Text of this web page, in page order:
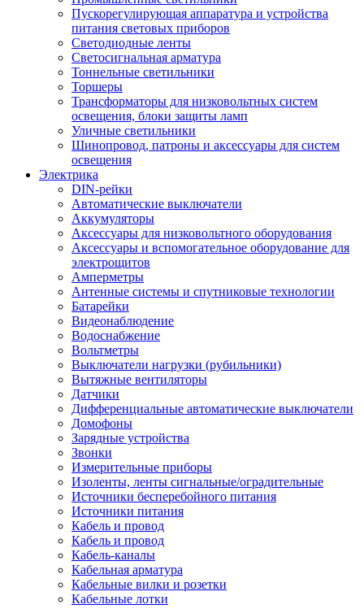
Пускорегулирующая аппаратура и устройства
питания световых приборов
Светодиодные ленты
Светосигнальная арматура
Тоннельные светильники
Торшеры
Трансформаторы для низковольтных систем
освещения, блоки защиты ламп
Уличные светильники
Шинопровод, патроны и аксессуары для систем
освещения
Электрика
DIN-рейки
Автоматические выключатели
Аккумуляторы
Аксессуары для низковольтного оборудования
Аксессуары и вспомогательное оборудование для
электрощитов
Амперметры
Антенные системы и спутниковые технологии
Батарейки
Видеонаблюдение
Водоснабжение
Вольтметры
Выключатели нагрузки (рубильники)
Вытяжные вентиляторы
Датчики
Дифференциальные автоматические выключатели
Домофоны
Зарядные устройства
Звонки
Измерительные приборы
Изоленты, ленты сигнальные/оградительные
Источники бесперебойного питания
Источники питания
Кабель и провод
Кабель и провод
Кабель-каналы
Кабельная арматура
Кабельные вилки и розетки
Кабельные лотки